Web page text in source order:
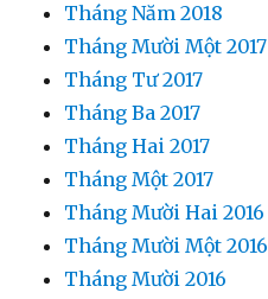
Tháng Năm 2018
Tháng Mười Một 2017
Tháng Tư 2017
Tháng Ba 2017
Tháng Hai 2017
Tháng Một 2017
Tháng Mười Hai 2016
Tháng Mười Một 2016
Tháng Mười 2016